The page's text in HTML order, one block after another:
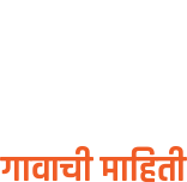
गावाची माहिती